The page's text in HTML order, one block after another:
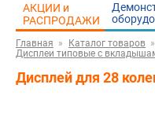
АКЦИИ и
РАСПРОДАЖИ
Главная Каталог товаров
Дисплеи типовые c
Дисплей для 28